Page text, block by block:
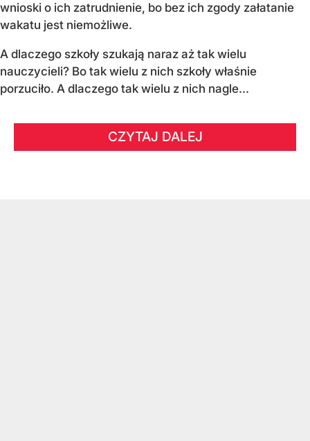
wnioski o ich zatrudnienie, bo bez ich zgody załatanie
wakatu jest niemożliwe.
A dlaczego szkoły szukają naraz aż tak wielu
nauczycieli? Bo tak wielu z nich szkoły właśnie
porzuciło. A dlaczego tak wielu z nich nagle...
CZYTAJ DALEJ